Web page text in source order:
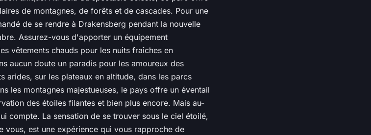
de montagnes, de forêts et de cascades. Pour une
de se rendre à Drakensberg pendant la nouvelle
Assurez-vous d'apporter un équipement
vêtements chauds pour les nuits fraîches en
aucun doute un paradis pour les amoureux des
arides, sur les plateaux en altitude, dans les parcs
les montagnes majestueuses, le pays offre un éventail
des étoiles filantes et bien plus encore. Mais au-
compte. La sensation de se trouver sous le ciel étoilé,
vous, est une expérience qui vous rapproche de